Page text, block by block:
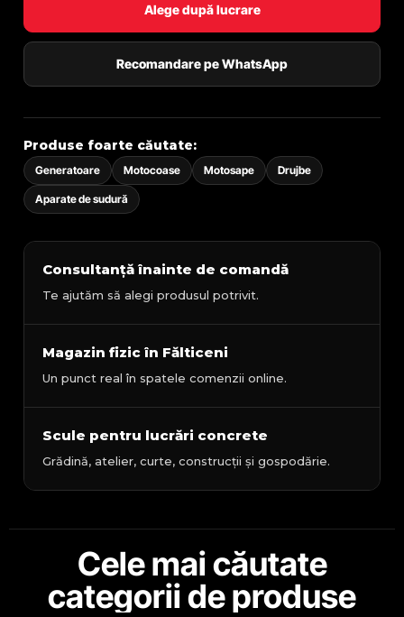
Alege după lucrare
Recomandare pe WhatsApp
Produse foarte căutate:
Generatoare Motocoase Motosape Drujbe
Aparate de sudură
Consultanță înainte de comandă
Te ajutăm să alegi produsul potrivit.
Magazin fizic în Fălticeni
Un punct real în spatele comenzii online.
Scule pentru lucrări concrete
Grădină, atelier, curte, construcții și gospodărie.
Cele mai căutate
categorii de produse